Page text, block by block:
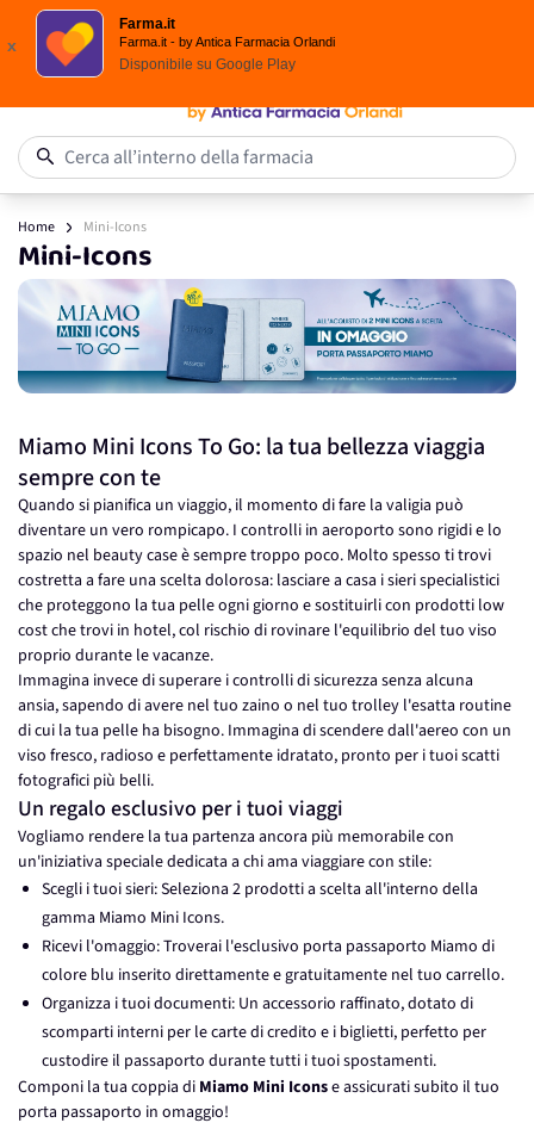
Spedizione
x
Farma.it
Farma.it - by Antica Farmacia Orlandi
Disponibile su Google Play
Salta al contenuto
Cerca all’interno della farmacia
Home Mini-Icons
Mini-Icons
Miamo Mini Icons To Go: la tua bellezza viaggia
sempre con te
Quando si pianifica un viaggio, il momento di fare la valigia può
diventare un vero rompicapo. I controlli in aeroporto sono rigidi e lo
spazio nel beauty case è sempre troppo poco. Molto spesso ti trovi
costretta a fare una scelta dolorosa: lasciare a casa i sieri specialistici
che proteggono la tua pelle ogni giorno e sostituirli con prodotti low
cost che trovi in hotel, col rischio di rovinare l'equilibrio del tuo viso
proprio durante le vacanze.
Immagina invece di superare i controlli di sicurezza senza alcuna
ansia, sapendo di avere nel tuo zaino o nel tuo trolley l'esatta routine
di cui la tua pelle ha bisogno. Immagina di scendere dall'aereo con un
viso fresco, radioso e perfettamente idratato, pronto per i tuoi scatti
fotografici più belli.
Un regalo esclusivo per i tuoi viaggi
Vogliamo rendere la tua partenza ancora più memorabile con
un'iniziativa speciale dedicata a chi ama viaggiare con stile:
Scegli i tuoi sieri: Seleziona 2 prodotti a scelta all'interno della
gamma Miamo Mini Icons.
Ricevi l'omaggio: Troverai l'esclusivo porta passaporto Miamo di
colore blu inserito direttamente e gratuitamente nel tuo carrello.
Organizza i tuoi documenti: Un accessorio raffinato, dotato di
scomparti interni per le carte di credito e i biglietti, perfetto per
custodire il passaporto durante tutti i tuoi spostamenti.
Componi la tua coppia di Miamo Mini Iconse assicurati subito il tuo
porta passaporto in omaggio!